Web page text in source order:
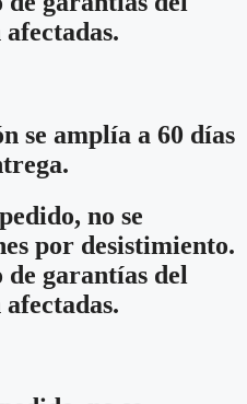
se amplía a 60 días
no se
por desistimiento.
de garantías del